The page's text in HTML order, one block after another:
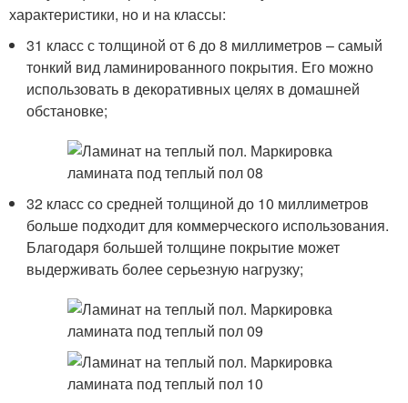
характеристики, но и на классы:
31 класс с толщиной от 6 до 8 миллиметров – самый
тонкий вид ламинированного покрытия. Его можно
использовать в декоративных целях в домашней
обстановке;
32 класс со средней толщиной до 10 миллиметров
больше подходит для коммерческого использования.
Благодаря большей толщине покрытие может
выдерживать более серьезную нагрузку;